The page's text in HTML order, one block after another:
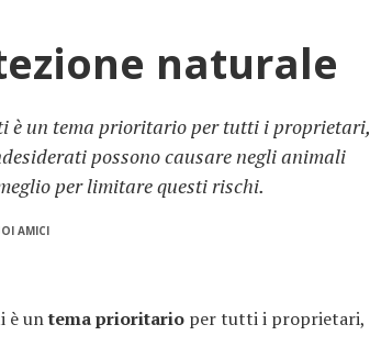
naturale
è un tema prioritario per tutti i proprietari,
possono causare negli animali
per limitare questi rischi.
AMICI
è untema prioritario per tutti i proprietari,